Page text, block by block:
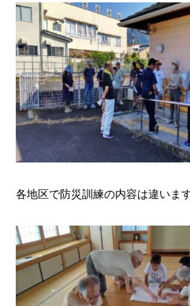
各地区で防災訓練の内容は違いま